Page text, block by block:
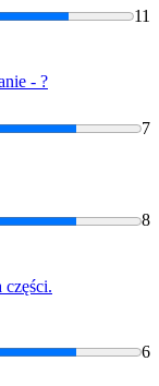
11
- ?
7
8
części.
6